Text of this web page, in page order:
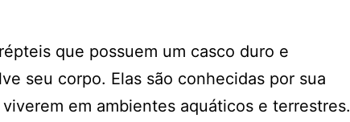
que possuem um casco duro e
seu corpo. Elas são conhecidas por sua
em ambientes aquáticos e terrestres.